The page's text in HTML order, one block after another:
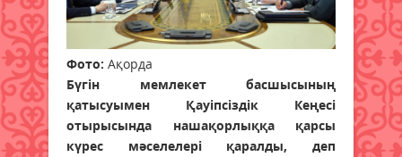
Фото: Ақорда
Бүгін мемлекет басшысының
қатысуымен Қауіпсіздік Кеңесі
отырысында нашақорлыққа қарсы
күрес мәселелері қаралды, деп